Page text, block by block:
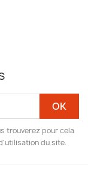
trouverez pour cela
du site.